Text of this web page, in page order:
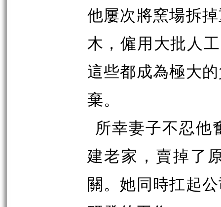
他屢次將窯場拆
木，僱用大批人
這些都成為極大
棄。
所幸妻子不忍他
建老家，賣掉了
關。她同時扛起